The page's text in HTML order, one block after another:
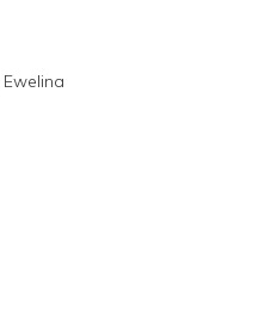
Ewelina